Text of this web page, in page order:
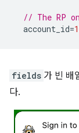
// The RP
account_id=
fields 가 빈 배
다.